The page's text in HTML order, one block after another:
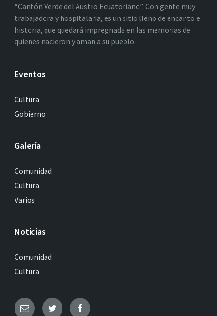
“Cantón Verde del Austro Ecuatoriano”. Con gente muy
trabajadora y hospitalaria, es un sitio lleno de encanto e
historia, que quedará impregnada en las memorias de
quienes nacieron y aman a su pueblo.
Eventos
Cultura
Gobierno
Galería
Comunidad
Cultura
Varios
Noticias
Comunidad
Cultura